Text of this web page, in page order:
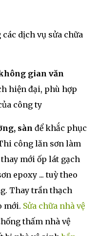
dịch vụ sửa chữa
gian văn
hiện đại, phù hợp
công ty
sàn để khắc phục
công lăn sơn làm
mới ốp lát gạch
epoxy ... tuỳ theo
Thay trần thạch
mới. Sửa chữa nhà vệ
thấm nhà vệ